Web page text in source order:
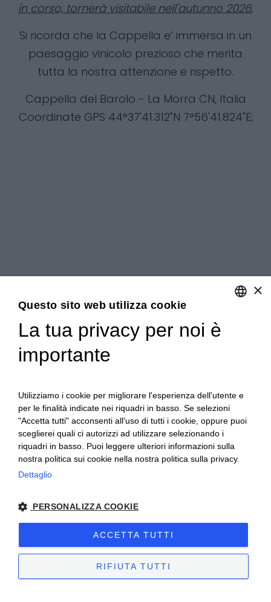
in corso, tornerà visitabile nell'autunno 2026.
Si ricorda che la Cappella e’ immersa in un
paesaggio vinicolo prezioso che merita
tutta la nostra attenzione e rispetto.
Cappella del Barolo - La Morra CN, Italia
Coordinate GPS 44°37'41.312"N 7°56'41.824"E;
Ceretto Aziende Vitivinicole S.r.l. | Strada
Cassiano, 34 | 12051 Alba (CN) | Tel.
+39.0173.282582 |ceretto@ceretto.com
Visite: Tel. +39 0173 268033 |
visit@ceretto.com
×
Questo sito web utilizza cookie
La tua privacy per noi è
importante
Utilizziamo i cookie per migliorare l'esperienza dell'utente e
per le finalità indicate nei riquadri in basso. Se selezioni
"Accetta tutti" acconsenti all'uso di tutti i cookie, oppure puoi
sceglierei quali ci autorizzi ad utilizzare selezionando i
riquadri in basso. Puoi leggere ulteriori informazioni sulla
nostra politica sui cookie nella nostra politica sulla privacy.
Dettaglio
PERSONALIZZA COOKIE
ACCETTA TUTTI
RIFIUTA TUTTI